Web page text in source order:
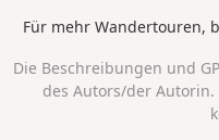
Gemeindewegen.
Informationen zum Weg
erhalten.
Für mehr Wandertouren,
Die Beschreibungen und
des Autors/der